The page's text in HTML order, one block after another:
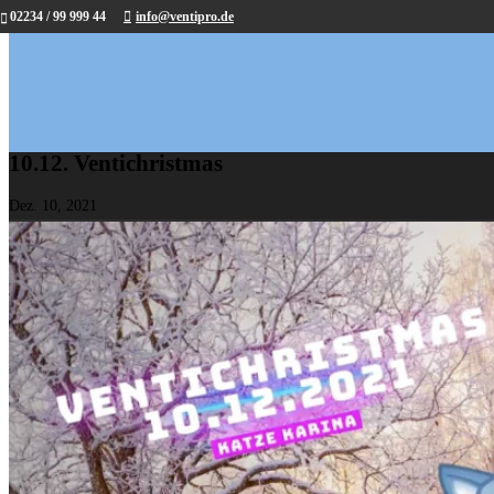
02234 / 99 999 44 info@ventipro.de
10.12. Ventichristmas
Dez. 10, 2021